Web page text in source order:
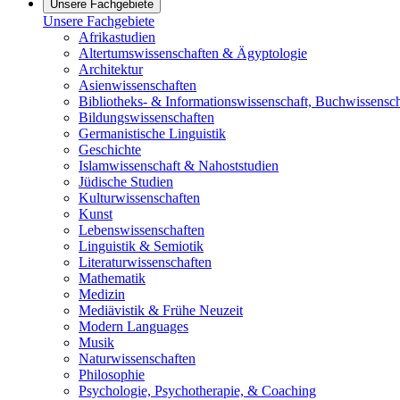
Unsere Fachgebiete
Unsere Fachgebiete
Afrikastudien
Altertumswissenschaften & Ägyptologie
Architektur
Asienwissenschaften
Bibliotheks- & Informationswissenschaft,
Bildungswissenschaften
Germanistische Linguistik
Geschichte
Islamwissenschaft & Nahoststudien
Jüdische Studien
Kulturwissenschaften
Kunst
Lebenswissenschaften
Linguistik & Semiotik
Literaturwissenschaften
Mathematik
Medizin
Mediävistik & Frühe Neuzeit
Modern Languages
Musik
Naturwissenschaften
Philosophie
Psychologie, Psychotherapie, & Coaching